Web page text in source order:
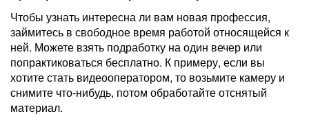
Чтобы узнать интересна ли вам новая профессия,
займитесь в свободное время работой относящейся к
ней. Можете взять подработку на один вечер или
попрактиковаться бесплатно. К примеру, если вы
хотите стать видеооператором, то возьмите камеру и
снимите что-нибудь, потом обработайте отснятый
материал.